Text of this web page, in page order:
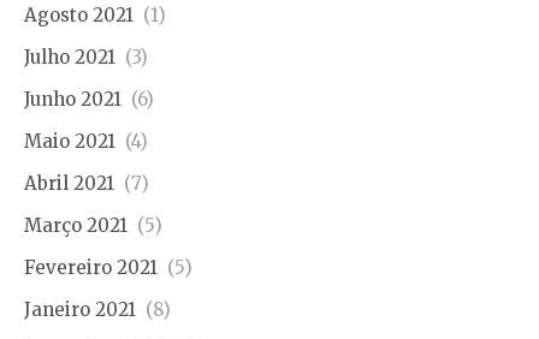
Agosto 2021 (1)
Julho 2021 (3)
Junho 2021 (6)
Maio 2021 (4)
Abril 2021 (7)
Março 2021 (5)
Fevereiro 2021 (5)
Janeiro 2021 (8)